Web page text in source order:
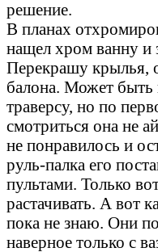
решение.
В планах
нащел хром ванну и
Перекрашу крылья,
балона. Может
траверсу, но по
смотриться она не
не понравилось и
руль-палка его
пультами. Только
растачивать. А вот
пока не знаю. Они
наверное только с